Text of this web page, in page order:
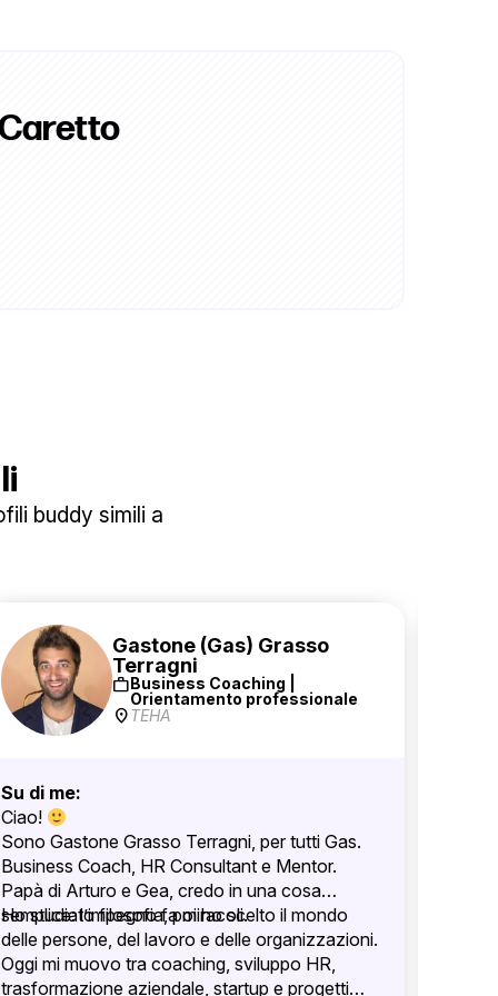
buddy simili a
Gastone (Gas) Grasso
Terragni
workBusiness Coaching |
Orientamento professionale
location_onTEHA
Su di me:
Ciao!
Sono Gastone Grasso Terragni, per tutti Gas.
Business Coach, HR Consultant e Mentor.
Papà di Arturo e Gea, credo in una cosa
semplice: l’impegno fa miracoli.
Ho studiato filosofia, poi ho scelto il mondo
delle persone, del lavoro e delle organizzazioni.
Oggi mi muovo tra coaching, sviluppo HR,
trasformazione aziendale, startup e progetti